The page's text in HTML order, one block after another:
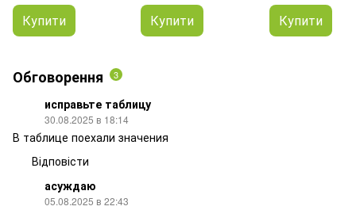
Купити Купити Купити
Обговорення 3
исправьте таблицу
30.08.2025 в 18:14
В таблице поехали значения
Відповісти
асуждаю
05.08.2025 в 22:43